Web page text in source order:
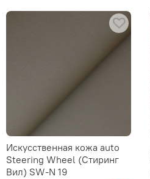
Искусственная кожа auto
Steering Wheel (Стиринг
Вил) SW-N 19